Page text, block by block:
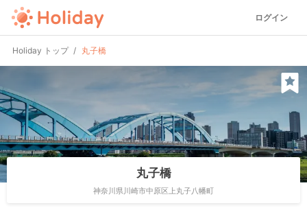
ログイン
Holiday トップ 丸子橋
丸子橋
神奈川県川崎市中原区上丸子八幡町